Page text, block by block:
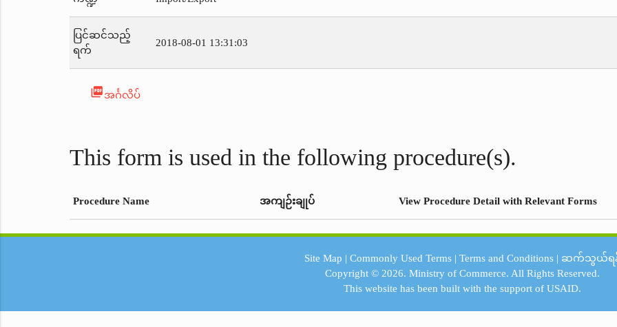
ပြင်ဆင်သည့်
ရက်
2018-08-01 13:31:03
picture_as_pdfအင်္ဂလိပ်
This form is used in the following procedure(s).
Procedure Name အကျဉ်းချုပ် View Procedure Detail with Relevant Forms
Site Map | Commonly Used Terms| Terms and Conditions| ဆက်သွယ်ရ
Copyright © 2026.Ministry of Commerce. All Rights Reserved.
This website has been built with the support ofUSAID.